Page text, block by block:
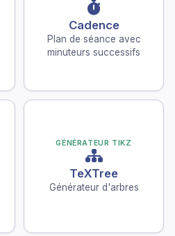
Cadence
Plan de séance avec
minuteurs successifs
GÉNÉRATEUR TIKZ
TeXTree
Générateur d'arbres